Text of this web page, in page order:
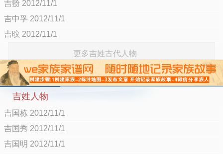
吉翂 2012/11/1
吉中孚 2012/11/1
吉旼 2012/11/1
更多吉姓古代人物
吉姓人物
吉国栋 2012/11/1
吉国秀 2012/11/1
吉国明 2012/11/1